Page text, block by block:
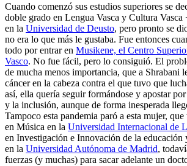
Cuando comenzó sus estudios superiores se
doble grado en Lengua Vasca y Cultura Vasca
en la Universidad de Deusto, pero pronto se
no era lo que más le gustaba. Fue entonces
todo por entrar en Musikene, el Centro
Vasco. No fue fácil, pero lo consiguió. El
de mucha menos importancia, que a Shrabani
cáncer en la cabeza contra el que tuvo que
así, ella quería seguir formándose y apostar
y la inclusión, aunque de forma inesperada
Tampoco esta pandemia paró a esta mujer,
en Música en la Universidad Internacional de
en Investigación e Innovación de la educación
en la Universidad Autónoma de Madrid,
fuerzas (y muchas) para sacar adelante un